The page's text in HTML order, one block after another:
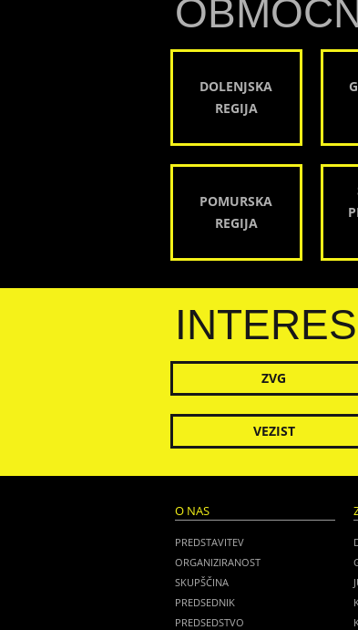
DOLENJSKA
REGIJA
POMURSKA
REGIJA
ZVG
VEZIST
O NAS
PREDSTAVITEV
ORGANIZIRANOST
SKUPŠČINA
PREDSEDNIK
PREDSEDSTVO